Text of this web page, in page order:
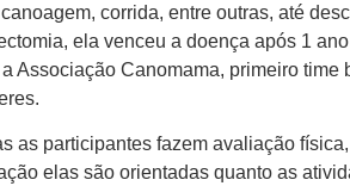
corrida, entre outras, até
ela venceu a doença após 1
Associação Canomama, primeiro
as participantes fazem avaliação
elas são orientadas quanto as